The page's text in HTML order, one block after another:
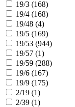
19/3 (168)
19/4 (168)
19/48 (4)
19/5 (169)
19/53 (944)
19/57 (1)
19/59 (288)
19/6 (167)
19/9 (175)
2/19 (1)
2/39 (1)